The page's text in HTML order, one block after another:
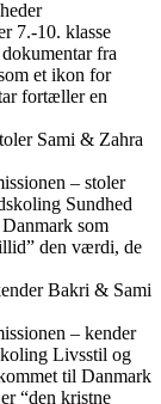
7.-10. klasse
fra
et ikon for
fortæller en
Sami & Zahra
– stoler
Sundhed
som
den værdi, de
Bakri & Sami
– kender
Livsstil og
til Danmark
“den kristne